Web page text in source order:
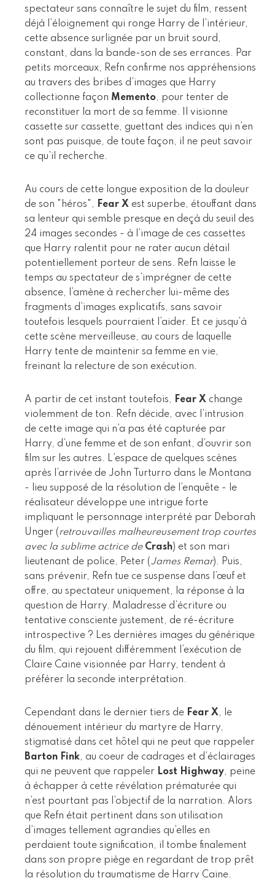
spectateur sans connaître le sujet du film, ressent
déjà l’éloignement qui ronge Harry de l’intérieur,
cette absence surlignée par un bruit sourd,
constant, dans la bande-son de ses errances. Par
petits morceaux, Refn confirme nos appréhensions
au travers des bribes d’images que Harry
collectionne façon Memento, pour tenter de
reconstituer la mort de sa femme. Il visionne
cassette sur cassette, guettant des indices qui n’en
sont pas puisque, de toute façon, il ne peut savoir
ce qu’il recherche.
Au cours de cette longue exposition de la douleur
de son "héros",
Fear X est superbe, étouffant dans
sa lenteur qui semble presque en deçà du seuil des
24 images secondes - à l’image de ces cassettes
que Harry ralentit pour ne rater aucun détail
potentiellement porteur de sens. Refn laisse le
temps au spectateur de s’imprégner de cette
absence, l’amène à rechercher lui-même des
fragments d’images explicatifs, sans savoir
toutefois lesquels pourraient l’aider. Et ce jusqu’à
cette scène merveilleuse, au cours de laquelle
Harry tente de maintenir sa femme en vie,
freinant la relecture de son exécution.
A partir de cet instant toutefois, Fear X change
violemment de ton. Refn décide, avec l’intrusion
de cette image qui n’a pas été capturée par
Harry, d’une femme et de son enfant, d’ouvrir son
film sur les autres. L’espace de quelques scènes
après l’arrivée de John Turturro dans le Montana
- lieu supposé de la résolution de l’enquête - le
réalisateur développe une intrigue forte
impliquant le personnage interprété par Deborah
Unger (retrouvailles malheureusement trop courtes
avec la sublime actrice de Crash) et son mari
lieutenant de police, Peter (James Remar). Puis,
sans prévenir, Refn tue ce suspense dans l’œuf et
offre, au spectateur uniquement, la réponse à la
question de Harry. Maladresse d’écriture ou
tentative consciente justement, de ré-écriture
introspective ? Les dernières images du générique
du film, qui rejouent différemment l’exécution de
Claire Caine visionnée par Harry, tendent à
préférer la seconde interprétation.
Cependant dans le dernier tiers de Fear X, le
dénouement intérieur du martyre de Harry,
stigmatisé dans cet hôtel qui ne peut que rappeler
Barton Fink, au coeur de cadrages et d’éclairages
qui ne peuvent que rappeler Lost Highway, peine
à échapper à cette révélation prématurée qui
n’est pourtant pas l’objectif de la narration. Alors
que Refn était pertinent dans son utilisation
d’images tellement agrandies qu’elles en
perdaient toute signification, il tombe finalement
dans son propre piège en regardant de trop prêt
la résolution du traumatisme de Harry Caine.